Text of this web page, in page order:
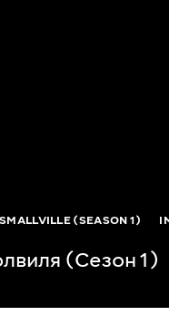
SMALLVILLE (SEASON 1)
(Сезон 1)